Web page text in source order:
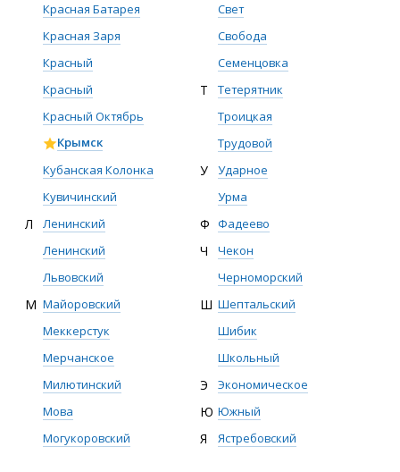
Красная Батарея
Красная Заря
Красный
Красный
Красный Октябрь
Крымск
Кубанская Колонка
Кувичинский
Л
Ленинский
Ленинский
Львовский
М Майоровский
Меккерстук
Мерчанское
Милютинский
Мова
Могукоровский
Свет
Свобода
Семенцовка
Т
Тетерятник
Троицкая
Трудовой
У
Ударное
Урма
Ф Фадеево
Ч
Чекон
Черноморский
Ш Шептальский
Шибик
Школьный
Э Экономическое
Ю Южный
Я Ястребовский